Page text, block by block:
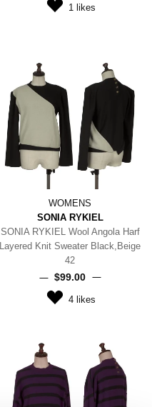
1 likes
WOMENS
SONIA RYKIEL
SONIA RYKIEL Wool Angola Harf
Layered Knit Sweater Black,Beige
42
$‌99.00
4 likes